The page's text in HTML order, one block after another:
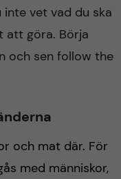
vet vad du ska
att göra. Börja
och sen follow the
och mat där. För
med människor,